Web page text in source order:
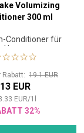
Volumizing
300 ml
Conditioner für
Haare
Rabatt: 19.1 EUR
13 EUR
EUR/1
32%